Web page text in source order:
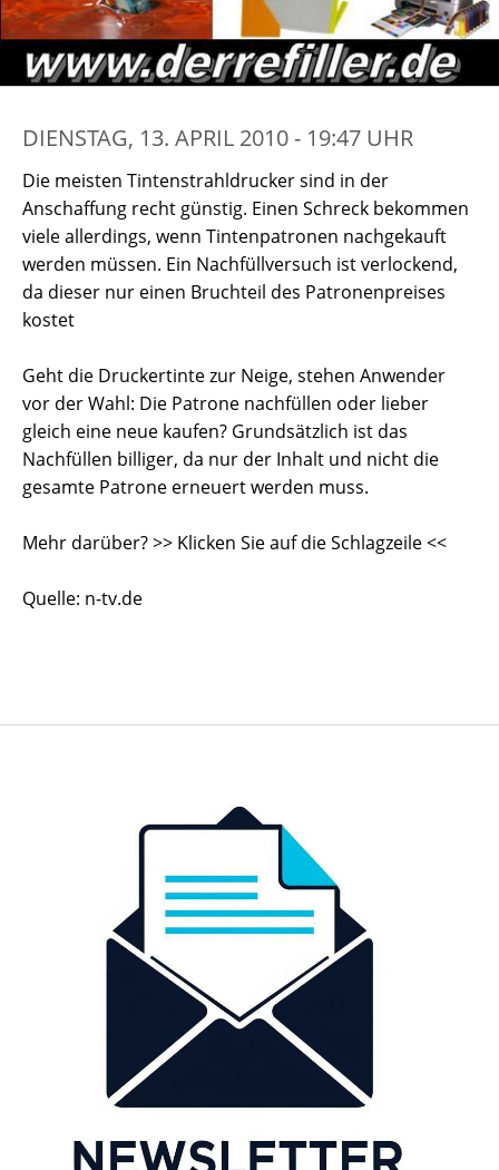
DIENSTAG, 13. APRIL 2010 - 19:47 UHR
Die meisten Tintenstrahldrucker sind in der
Anschaffung recht günstig. Einen Schreck bekommen
viele allerdings, wenn Tintenpatronen nachgekauft
werden müssen. Ein Nachfüllversuch ist verlockend,
da dieser nur einen Bruchteil des Patronenpreises
kostet
Geht die Druckertinte zur Neige, stehen Anwender
vor der Wahl: Die Patrone nachfüllen oder lieber
gleich eine neue kaufen? Grundsätzlich ist das
Nachfüllen billiger, da nur der Inhalt und nicht die
gesamte Patrone erneuert werden muss.
Mehr darüber? >> Klicken Sie auf die Schlagzeile <<
Quelle: n-tv.de